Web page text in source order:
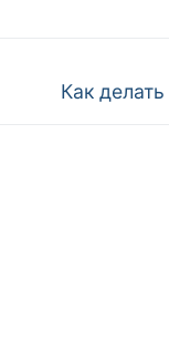
Следующая
Как